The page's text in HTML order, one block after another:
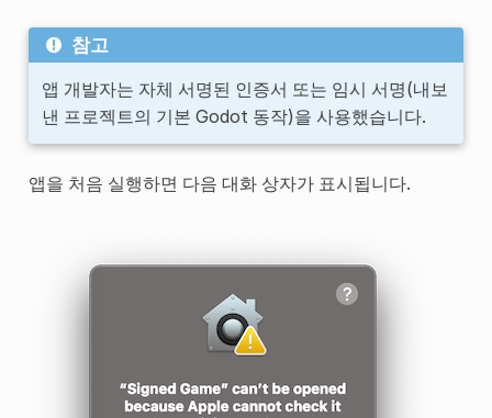
참고
앱 개발자는 자체 서명된 인증서 또는 임시 서명(내보
낸 프로젝트의 기본 Godot 동작)을 사용했습니다.
앱을 처음 실행하면 다음 대화 상자가 표시됩니다.